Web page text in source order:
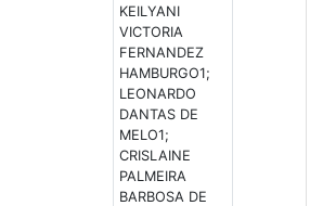
KEILYANI
VICTORIA
FERNANDEZ
HAMBURGO1;
LEONARDO
DANTAS DE
MELO1;
CRISLAINE
PALMEIRA
BARBOSA DE